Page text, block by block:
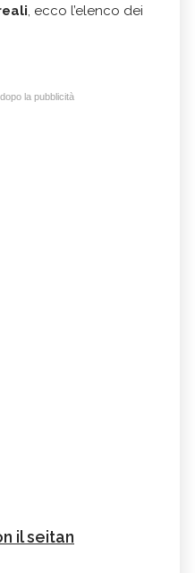
, ecco l’elenco dei
la pubblicità
il seitan